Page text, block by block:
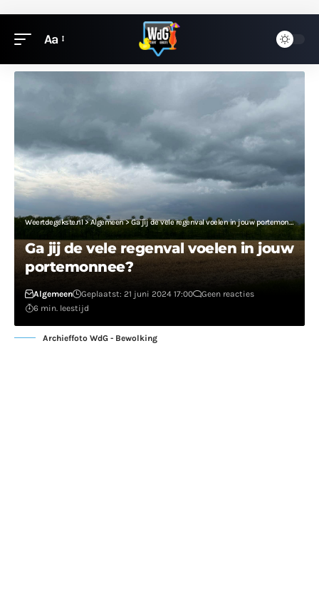
Aa
Weertdegekste.nl>Algemeen>Ga jij de vele regenval voelen in jouw portemonnee?
Ga jij de vele regenval voelen in jouw
portemonnee?
Algemeen Geplaatst: 21 juni 2024 17:00
Geen reacties
6 min. leestijd
Archieffoto WdG - Bewolking